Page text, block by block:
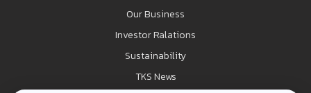
Our Business
Investor Ralations
Sustainability
TKS News